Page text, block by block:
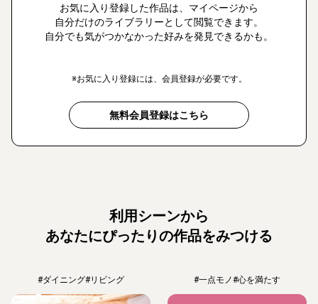
お気に入り登録した作品は、マイページから
自分だけのライブラリーとして閲覧できます。
自分でも気がつかなかった好みを発見できるかも。
※お気に入り登録には、会員登録が必要です。
無料会員登録はこちら
利用シーンから
あなたにぴったりの作品をみつける
#ダイニング#リビング #一点モノ#心を満たす